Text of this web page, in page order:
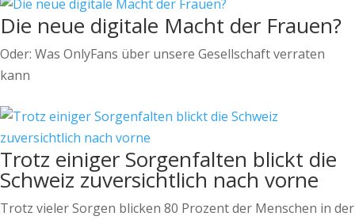
Die neue digitale Macht der Frauen?
Oder: Was OnlyFans über unsere Gesellschaft verraten
kann
Trotz einiger Sorgenfalten blickt die
Schweiz zuversichtlich nach vorne
Trotz vieler Sorgen blicken 80 Prozent der Menschen in der